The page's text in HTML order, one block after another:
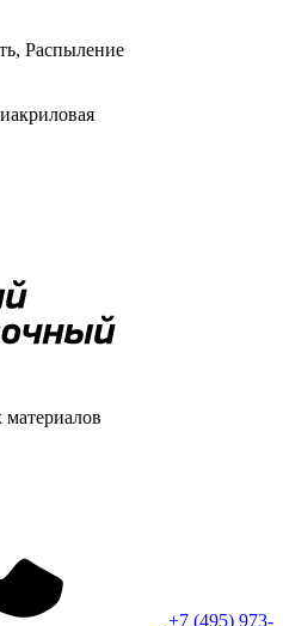
Распыление
+7 (495) 973-